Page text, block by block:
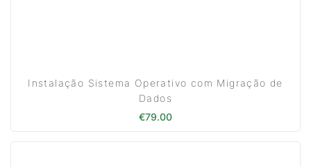
Instalação Sistema Operativo com Migração de
Dados
€79.00